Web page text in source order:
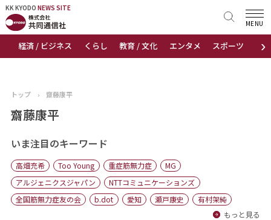
KK KYODO NEWS SITE
›
経済 / ビジネス くらし 教育 / 文化 エンタメ スポーツ 地域
MENU
KK KYODONEWS SITE
トップページ
ニュース
おすすめコンテンツ
出版物
会社概要
トップ › 齋藤康平
齋藤康平
いま注目のキーワード
高畑充希 Too Young 重症筋無力症
MG
アルジェニクスジャパン
NTTコミュニケーションズ
全国筋無力症友の会
b.dot 愛知 瀬戸康史
有村架純
もっと見る